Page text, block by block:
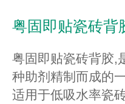
粤固即贴瓷砖背
粤固即贴瓷砖背胶,
种助剂精制而成的
适用于低吸水率瓷